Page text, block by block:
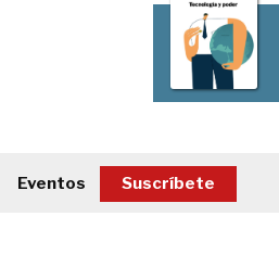
Eventos Suscríbete